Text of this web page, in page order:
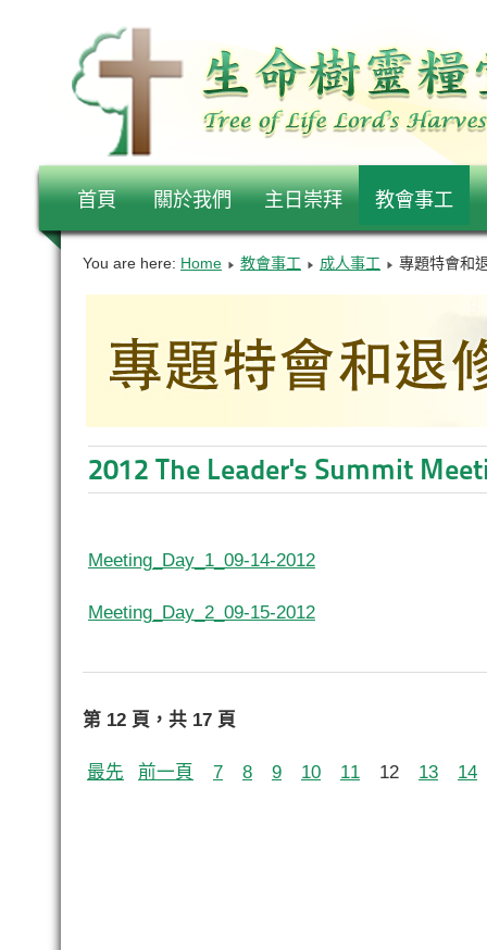
首頁 關於我們 主日崇拜 教會事工
You are here: Home 教會事工 成人事工 專題特會和
2012 The Leader's Summit
Meeting_Day_1_09-14-2012
Meeting_Day_2_09-15-2012
第 12 頁，共 17 頁
最先 前一頁 7 8 9 10 11 12 13 14